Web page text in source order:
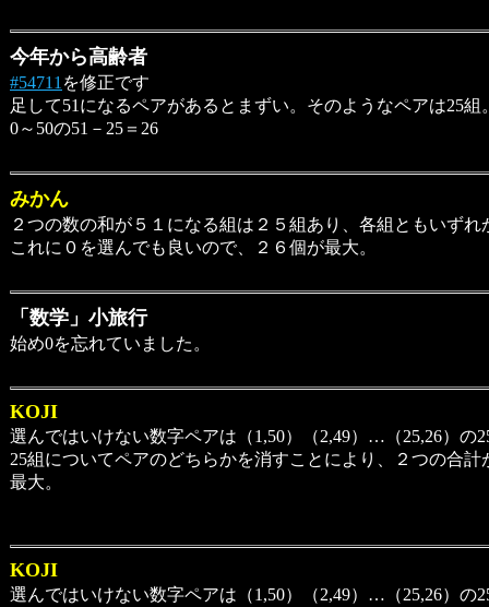
今年から高齢者
#54711 を修正です
足して51になるペアがあるとまずい。そのようなペアは25組
0～50の51－25＝26
みかん
２つの数の和が５１になる組は２５組あり、各組ともいず
これに０を選んでも良いので、２６個が最大。
「数学」小旅行
始め0を忘れていました。
KOJI
選んではいけない数字ペアは（1,50）（2,49）…（25,26）の
25組についてペアのどちらかを消すことにより、２つの合
最大。
KOJI
選んではいけない数字ペアは（1,50）（2,49）…（25,26）の